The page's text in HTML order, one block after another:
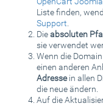
Liste finden,
Support.
Dieabsoluten
sie verwendet
Wenn die Domain
einen anderen
Adressein allen
die neue ändern.
Auf die